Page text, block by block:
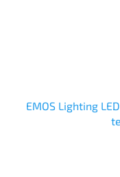
EMOS Lighting